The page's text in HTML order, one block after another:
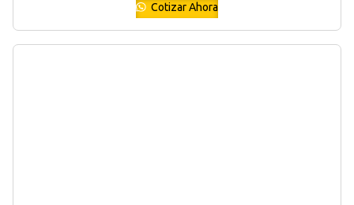
Cotizar Ahora